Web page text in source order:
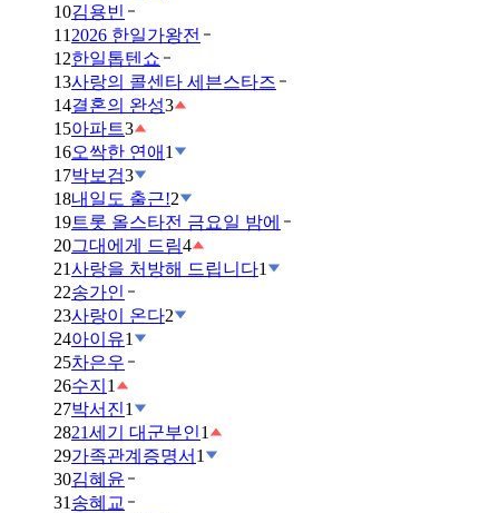
10김용빈
11 2026 한일가왕전
12한일톱텐쇼
13사랑의 콜센타 세븐스타즈
14결혼의 완성3
15아파트3
16오싹한 연애 1
17박보검3
18내일도 출근!2
19트롯 올스타전 금요일 밤에
20그대에게 드림4
21사랑을 처방해 드립니다1
22송가인
23사랑이 온다2
24아이유1
25차은우
26수지 1
27박서진1
2821세기 대군부인1
29가족관계증명서 1
30김혜윤
31 송혜교